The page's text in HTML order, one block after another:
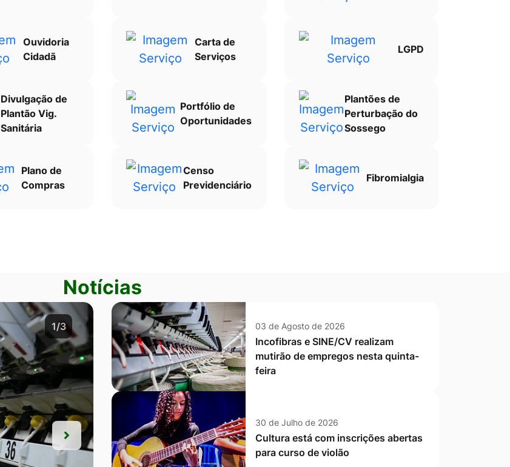
Ouvidoria
Cidadã
Carta de
Serviços
LGPD
Divulgação de
Plantão Vig.
Sanitária
Portfólio de
Oportunidades
Plantões de
Perturbação do
Sossego
Plano de
Compras
Censo
Previdenciário
Fibromialgia
Notícias
2/3
Próxima
Próxima
03 de Agosto de 2026
Incofibras e SINE/CV realizam
mutirão de empregos nesta quinta-
feira
30 de Julho de 2026
Cultura está com inscrições abertas
para curso de violão